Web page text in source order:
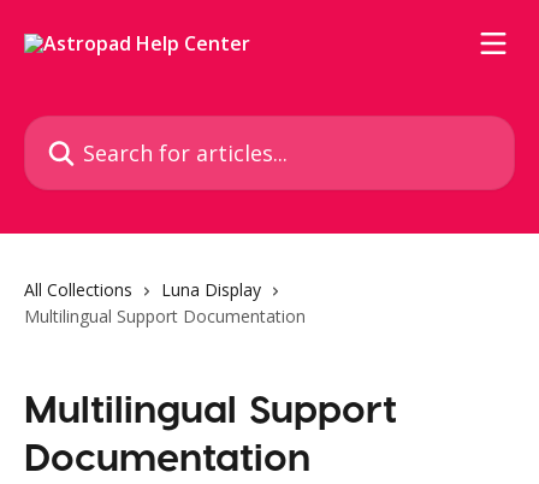
Search for articles...
All Collections
Luna Display
Multilingual Support Documentation
Multilingual Support
Documentation